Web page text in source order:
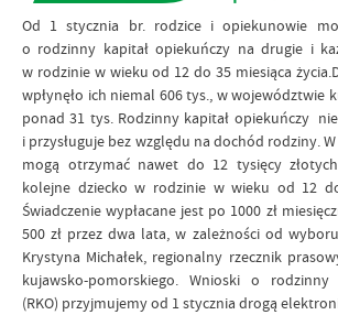
Od 1 stycznia br. rodzice i opiekunowie
o rodzinny kapitał opiekuńczy na drugie i
w rodzinie w wieku od 12 do 35 miesiąca
wpłynęło ich niemal 606 tys., w województwie
ponad 31 tys. Rodzinny kapitał opiekuńczy
i przysługuje bez względu na dochód rodziny.
mogą otrzymać nawet do 12 tysięcy
kolejne dziecko w rodzinie w wieku od 12
Świadczenie wypłacane jest po 1000 zł
500 zł przez dwa lata, w zależności od
Krystyna Michałek, regionalny rzecznik
kujawsko-pomorskiego. Wnioski o rodzinny
(RKO) przyjmujemy od 1 stycznia drogą